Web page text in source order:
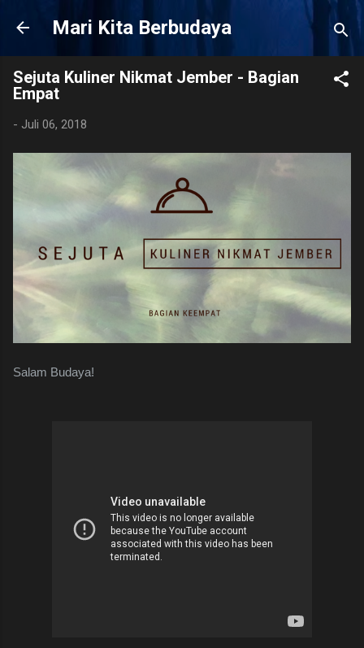
Langsung ke konten utama
Mari Kita Berbudaya
Sejuta Kuliner Nikmat Jember - Bagian
Empat
- Juli 06, 2018
Salam Budaya!